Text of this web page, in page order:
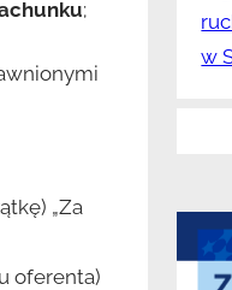
;
„Za
oferenta)